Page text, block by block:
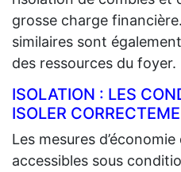
grosse charge
similaires sont
des ressources du foyer.
ISOLATION : LES
ISOLER
Les mesures d’économie
accessibles sous